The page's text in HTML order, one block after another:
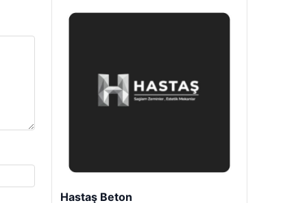
Enes Kaplan Avukatlık Bürosu